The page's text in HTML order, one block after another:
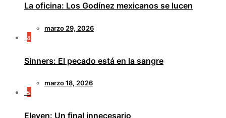
La oficina: Los Godínez mexicanos se lucen
marzo 29, 2026
4
Sinners: El pecado está en la sangre
marzo 18, 2026
5
Eleven: Un final innecesario